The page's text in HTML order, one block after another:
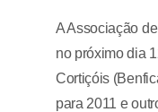
A Associação
no próximo dia
Cortiçóis
para 2011 e